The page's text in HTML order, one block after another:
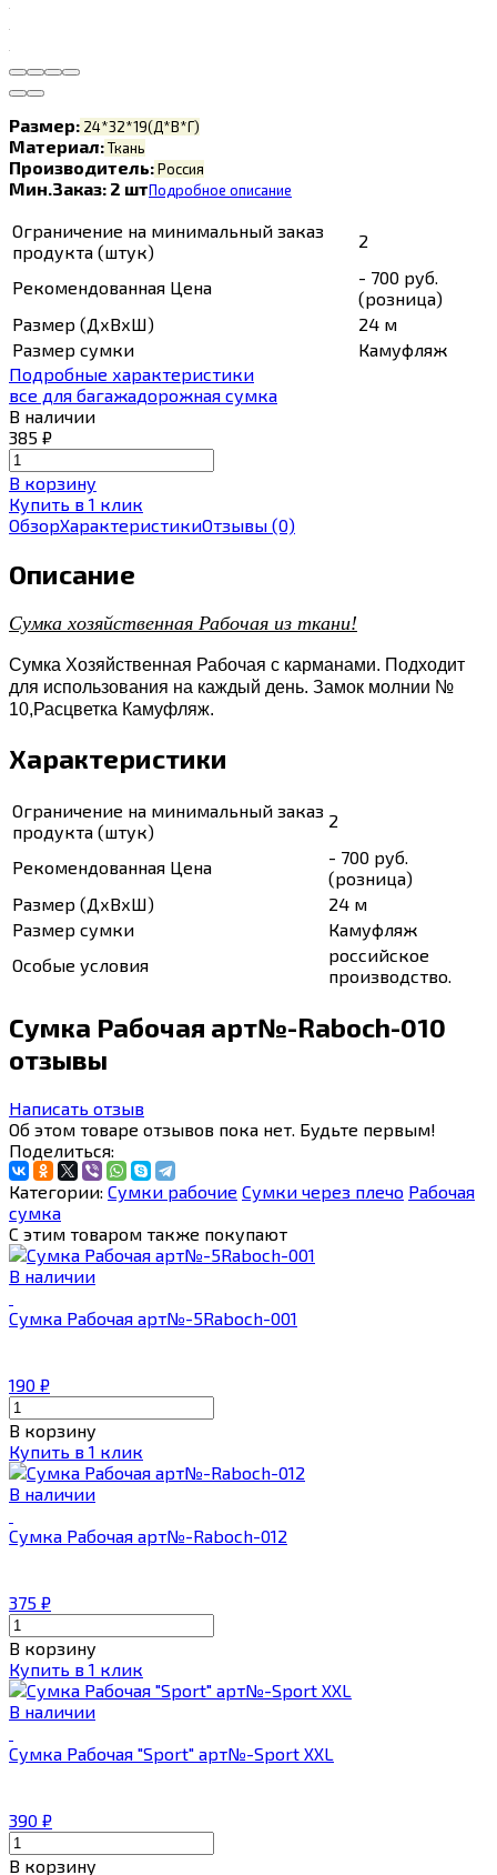
Размер: 24*32*19(Д*В*Г)
Материал:Ткань
Производитель:Россия
Мин.Заказ: 2 штПодробное описание
Ограничение на минимальный заказ
продукта (штук)
2
Рекомендованная Цена
- 700 руб.
(розница)
Размер (ДхВхШ)
24 м
Размер сумки
Камуфляж
Подробные характеристики
все для багажадорожная сумка
В наличии
385 ₽
В корзину
Купить в 1 клик
ОбзорХарактеристикиОтзывы (0)
Описание
Сумка хозяйственная Рабочая из ткани!
Сумка Хозяйственная Рабочая с карманами. Подходит
для использования на каждый день. Замок молнии №
10,Расцветка Камуфляж.
Характеристики
Ограничение на минимальный заказ
продукта (штук)
2
Рекомендованная Цена
- 700 руб.
(розница)
Размер (ДхВхШ)
24 м
Размер сумки
Камуфляж
Особые условия
российское
производство.
Сумка Рабочая арт№-Raboch-010
отзывы
Написать отзыв
Об этом товаре отзывов пока нет. Будьте первым!
Поделиться:
Категории: Сумки рабочие Сумки через плечо Рабочая
сумка
С этим товаром также покупают
В наличии
Сумка Рабочая арт№-5Raboch-001
190 ₽
В корзину
Купить в 1 клик
В наличии
Сумка Рабочая арт№-Raboch-012
375 ₽
В корзину
Купить в 1 клик
В наличии
Сумка Рабочая "Sport" арт№-Sport XXL
390 ₽
В корзину